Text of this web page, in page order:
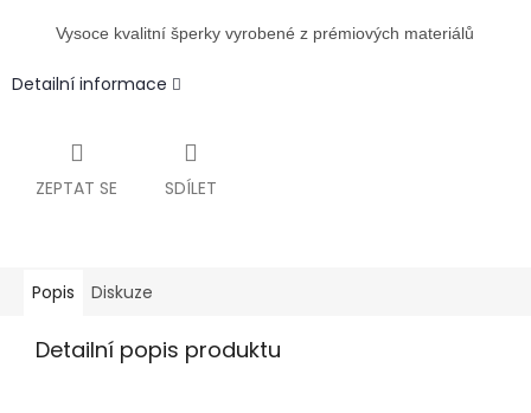
Vysoce kvalitní šperky vyrobené z prémiových materiálů
Detailní informace
ZEPTAT SE SDÍLET
Popis Diskuze
Detailní popis produktu